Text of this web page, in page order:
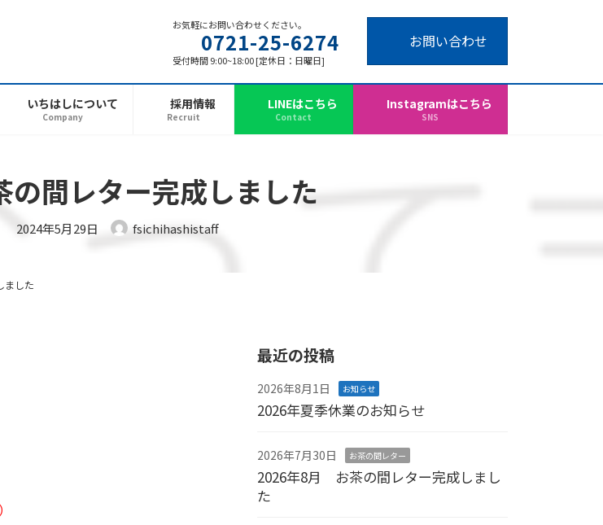
お気軽にお問い合わせください。
0721-25-6274
受付時間 9:00~18:00 [定休日：日曜日]
お問い合わせ
いちはしについて
Company
採用情報
Recruit
LINEはこちら
Contact
Instagramはこちら
SNS
間レター完成しました
最
終
時
:
2024年5月29日 fsichihashistaff
ました
最近の投稿
2026年8月1日 お知らせ
2026年夏季休業のお知らせ
2026年7月30日 お茶の間レター
2026年8月 お茶の間レター完成しまし
た